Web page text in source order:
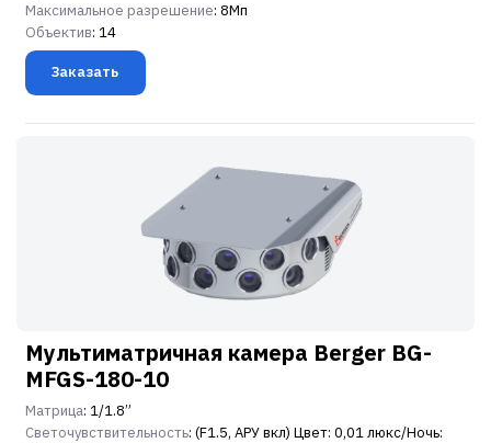
Максимальное разрешение: 8Мп
Объектив: 14
Заказать
Мультиматричная камера Berger BG-
MFGS-180-10
Матрица: 1/1.8”
Светочувствительность: (F1.5, АРУ вкл) Цвет: 0,01 люкс/Ночь: